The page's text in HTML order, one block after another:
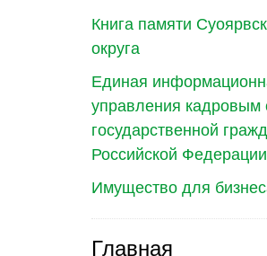
Книга памяти
округа
Единая
управления кадровым
государственной
Российской Федерации
Имущество для
Главная